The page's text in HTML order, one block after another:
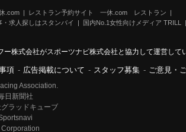
.com
レストラン予約サイト 一休.com レストラン
・求人探しはスタンバイ
国内No.1女性向けメディア TRILL
株式会社がスポーツナビ株式会社と協力して運営して
項 - 広告掲載について - スタッフ募集 - ご意見・
Association.
日新聞社
ラッドキューブ